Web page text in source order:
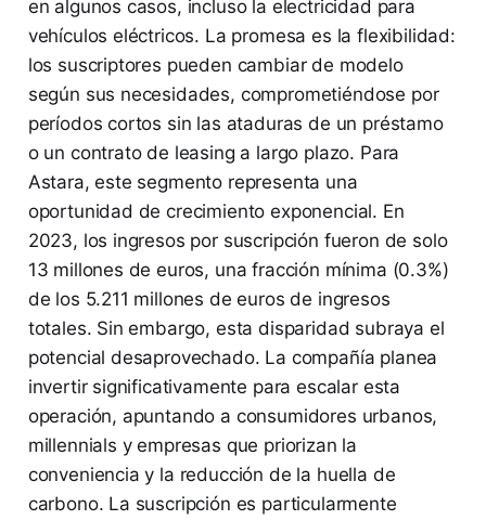
en algunos casos, incluso la electricidad para
vehículos eléctricos. La promesa es la flexibilidad:
los suscriptores pueden cambiar de modelo
según sus necesidades, comprometiéndose por
períodos cortos sin las ataduras de un préstamo
o un contrato de leasing a largo plazo. Para
Astara, este segmento representa una
oportunidad de crecimiento exponencial. En
2023, los ingresos por suscripción fueron de solo
13 millones de euros, una fracción mínima (0.3%)
de los 5.211 millones de euros de ingresos
totales. Sin embargo, esta disparidad subraya el
potencial desaprovechado. La compañía planea
invertir significativamente para escalar esta
operación, apuntando a consumidores urbanos,
millennials y empresas que priorizan la
conveniencia y la reducción de la huella de
carbono. La suscripción es particularmente